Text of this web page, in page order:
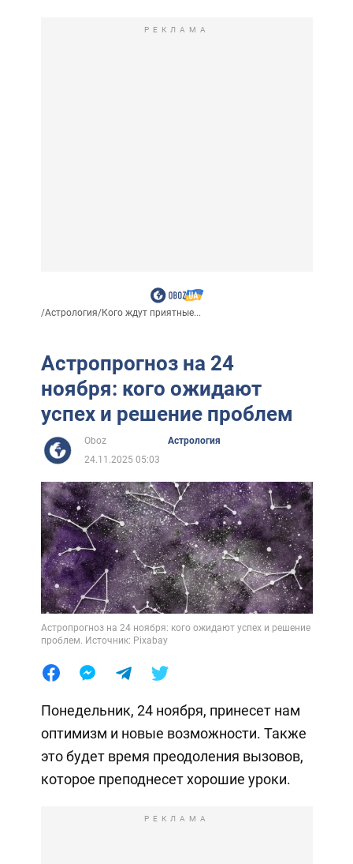
РЕКЛАМА
/Астрология/Кого ждут приятные...
Астропрогноз на 24
ноября: кого ожидают
успех и решение проблем
Oboz
Астрология
24.11.2025 05:03
Астропрогноз на 24 ноября: кого ожидают успех и решение
проблем. Источник: Pixabay
Понедельник, 24 ноября, принесет нам
оптимизм и новые возможности. Также
это будет время преодоления вызовов,
которое преподнесет хорошие уроки.
РЕКЛАМА